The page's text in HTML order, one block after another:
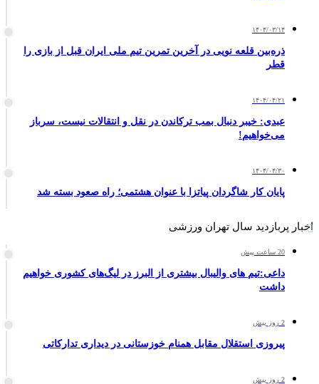
۱۴۰۴/۰۳/۱۴
ذره‌بین قلعه نویی در آخرین تمرین تیم ملی ایران قبل از بازی را
قطر
۱۴۰۴/۰۴/۲۱
عبدی: خیبر دنبال بمب ترکاندن در نقل و انتقالات نیست، سرباز
می‌خواهیم!
۱۴۰۴/۰۴/۳۰
پایان کار شاگردان پیاتزا با عنوان هشتمی؛ راه صعود بسته شد
اخبار پربازدید سال تهران ورزشی
20 ساعت پیش
داعی:تیم های والیبال بیشتری از البرز در لیگ‌های کشوری خواهیم
داشت
2 روز پیش
پیروزی استقلال مقابل همنام خوزستانی در دیداری تدارکاتی
2 روز پیش